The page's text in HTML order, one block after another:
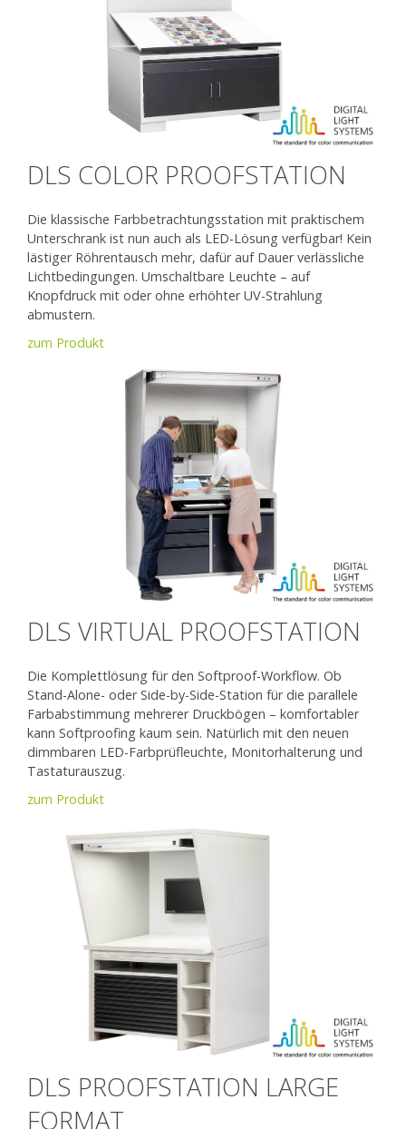
DLS COLOR PROOFSTATION
Die klassische Farbbetrachtungsstation mit praktischem
Unterschrank ist nun auch als LED-Lösung verfügbar! Kein
lästiger Röhrentausch mehr, dafür auf Dauer verlässliche
Lichtbedingungen. Umschaltbare Leuchte – auf
Knopfdruck mit oder ohne erhöhter UV-Strahlung
abmustern.
zum Produkt
DLS VIRTUAL PROOFSTATION
Die Komplettlösung für den Softproof-Workflow. Ob
Stand-Alone- oder Side-by-Side-Station für die parallele
Farbabstimmung mehrerer Druckbögen – komfortabler
kann Softproofing kaum sein. Natürlich mit den neuen
dimmbaren LED-Farbprüfleuchte, Monitorhalterung und
Tastaturauszug.
zum Produkt
DLS PROOFSTATION LARGE
FORMAT